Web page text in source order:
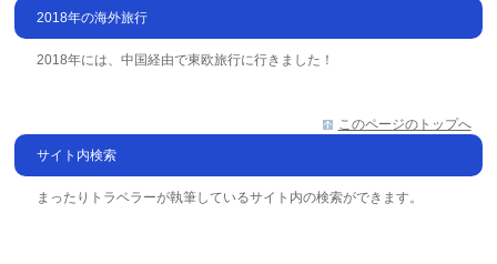
2018年の海外旅行
2018年には、中国経由で東欧旅行に行きました！
このページのトップへ
サイト内検索
まったりトラベラーが執筆しているサイト内の検索ができます。